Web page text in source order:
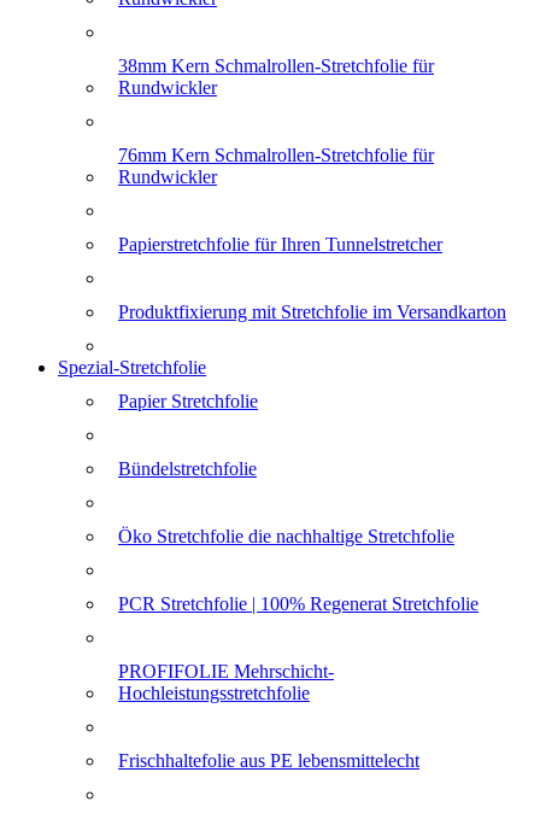
38mm Kern Schmalrollen-Stretchfolie für
Rundwickler
76mm Kern Schmalrollen-Stretchfolie für
Rundwickler
Papierstretchfolie für Ihren Tunnelstretcher
Produktfixierung mit Stretchfolie im Versandkarton
Spezial-Stretchfolie
Papier Stretchfolie
Bündelstretchfolie
Öko Stretchfolie die nachhaltige Stretchfolie
PCR Stretchfolie | 100% Regenerat Stretchfolie
PROFIFOLIE Mehrschicht-
Hochleistungsstretchfolie
Frischhaltefolie aus PE lebensmittelecht